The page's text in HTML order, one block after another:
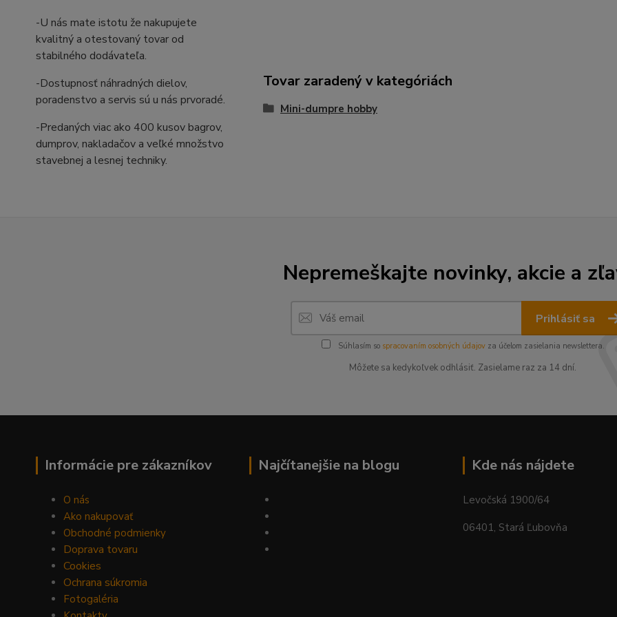
-U nás mate istotu že nakupujete
kvalitný a otestovaný tovar od
stabilného dodávateľa.
-Dostupnosť náhradných dielov,
poradenstvo a servis sú u nás prvoradé.
-Predaných viac ako 400 kusov bagrov,
dumprov, nakladačov a veľké množstvo
stavebnej a lesnej techniky.
Tovar zaradený v kategóriách
Mini-dumpre hobby
Nepremeškajte novinky, akcie a
Prihlásiť sa
Súhlasím so spracovaním osobných údajovza účelom zasielania newslettera.
Môžete sa kedykoľvek odhlásiť. Zasielame raz za 14 dní.
Informácie pre zákazníkov
O nás
Ako nakupovať
Obchodné podmienky
Doprava tovaru
Cookies
Ochrana súkromia
Fotogaléria
Najčítanejšie na blogu Kde nás nájdete
Levočská 1900/64
06401, Stará Ľubovňa